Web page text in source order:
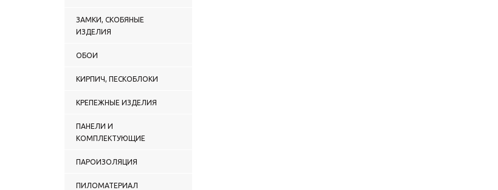
ЗАМКИ, СКОБЯНЫЕ
ИЗДЕЛИЯ
ОБОИ
КИРПИЧ, ПЕСКОБЛОКИ
КРЕПЕЖНЫЕ ИЗДЕЛИЯ
ПАНЕЛИ И
КОМПЛЕКТУЮЩИЕ
ПАРОИЗОЛЯЦИЯ
ПИЛОМАТЕРИАЛ